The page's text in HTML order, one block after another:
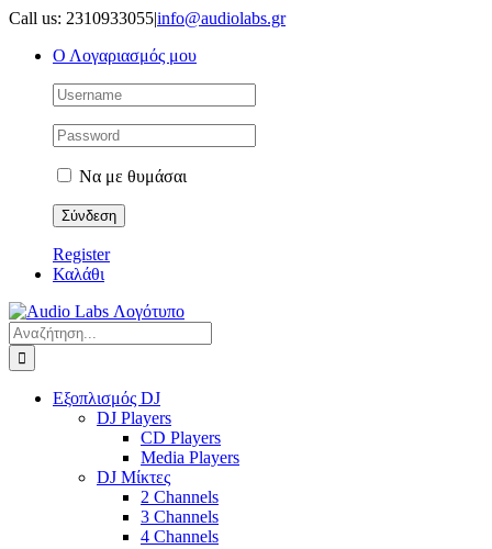
Μετάβαση
περιεχόμενο
Call us: 2310933055|info@audiolabs.gr
Ο Λογαριασμός μου
Να με θυμάσαι
Register
Καλάθι
Αναζήτηση
για:
Εξοπλισμός DJ
DJ Players
CD Players
Media Players
DJ Μίκτες
2 Channels
3 Channels
4 Channels